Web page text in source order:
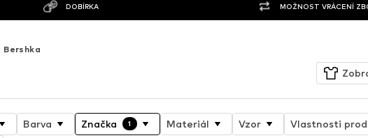
DOBÍRKA MOŽNOST VRÁCENÍ
Bershka
Barva Značka 1 Materiál Vzor Vlastnosti